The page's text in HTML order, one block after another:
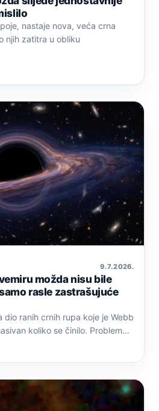
nastaje nova, veća crna
njih zatitra u obliku
9. 7. 2026.
možda nisu bile
rasle zastrašujuće
dio ranih crnih rupa koje je Webb
koliko se činilo. Problem…